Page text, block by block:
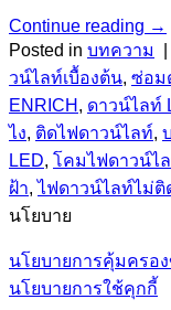
Continue reading →
Posted in บทความ
วน์ไลท์เบื้องต้น, ซ่อม
ENRICH , ดาวน์ไลท์
ไง, ติดไฟดาวน์ไลท์,
LED, โคมไฟดาวน์ไล
ฝ้า,ไฟดาวน์ไลท์ไม่ติ
นโยบาย
นโยบายการคุ้มครอ
นโยบายการใช้คุกกี้